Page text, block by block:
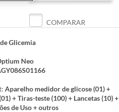
COMPARAR
Glicemia
Neo
Aparelho medidor de glicose (01) +
+ Tiras-teste (100) + Lancetas (10) +
de Uso + outros